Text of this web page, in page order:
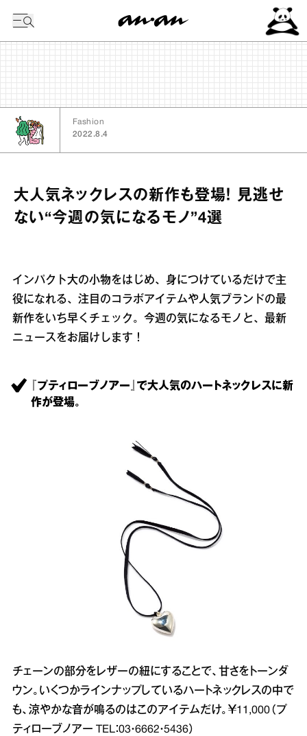
Fashion
2022.8.4
大人気ネックレスの新作も登場！ 見逃せ
ない“今週の気になるモノ”4選
インパクト大の小物をはじめ、身につけているだけで主
役になれる、注目のコラボアイテムや人気ブランドの最
新作をいち早くチェック。今週の気になるモノと、最新
ニュースをお届けします！
『プティローブノアー』で大人気のハートネックレスに新
作が登場。
チェーンの部分をレザーの紐にすることで、甘さをトーンダ
ウン。いくつかラインナップしているハートネックレスの中で
も、涼やかな音が鳴るのはこのアイテムだけ。￥11,000（プ
ティローブノアー TEL：03・6662・5436）